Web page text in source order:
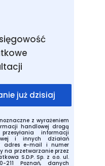
już dzisiaj
z wyrażeniem
handlowej drogą
informacji
i innych działań
adres e-mail i numer
na przetwarzanie przez
S.D.P. Sp. z o.o. ul.
211 Poznań, danych